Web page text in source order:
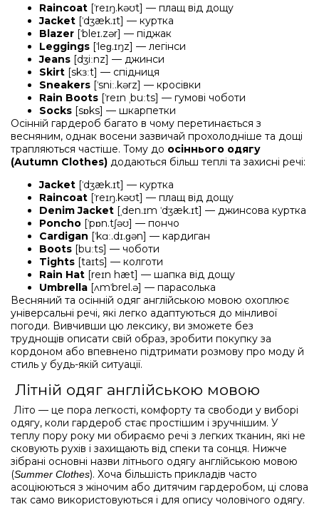
Raincoat [ˈreɪŋ.kəʊt] — плащ від дощу
Jacket [ˈdʒæk.ɪt] — куртка
Blazer [ˈbleɪ.zər] — піджак
Leggings [ˈleɡ.ɪŋz] — легінси
Jeans [dʒiːnz] — джинси
Skirt [skɜːt] — спідниця
Sneakers [ˈsniː.kərz] — кросівки
Rain Boots [ˈreɪn ˌbuːts] — гумові чоботи
Socks [sɒks] — шкарпетки
Осінній гардероб багато в чому перетинається з
весняним, однак восени зазвичай прохолодніше та дощі
трапляються частіше. Тому до осіннього одягу
(Autumn Clothes) додаються більш теплі та захисні речі:
Jacket [ˈdʒæk.ɪt] — куртка
Raincoat [ˈreɪŋ.kəʊt] — плащ від дощу
Denim Jacket [ˌden.ɪm ˈdʒæk.ɪt] — джинсова куртка
Poncho [ˈpɒn.tʃəʊ] — пончо
Cardigan [ˈkɑː.dɪ.ɡən] — кардиган
Boots [buːts] — чоботи
Tights [taɪts] — колготи
Rain Hat [reɪn hæt] — шапка від дощу
Umbrella [ʌmˈbrel.ə] — парасолька
Весняний та осінній одяг англійською мовою охоплює
універсальні речі, які легко адаптуються до мінливої
погоди. Вивчивши цю лексику, ви зможете без
труднощів описати свій образ, зробити покупку за
кордоном або впевнено підтримати розмову про моду й
стиль у будь-якій ситуації.
Літній одяг англійською мовою
Літо — це пора легкості, комфорту та свободи у виборі
одягу, коли гардероб стає простішим і зручнішим. У
теплу пору року ми обираємо речі з легких тканин, які не
сковують рухів і захищають від спеки та сонця. Нижче
зібрані основні назви літнього одягу англійською мовою
(Summer Clothes). Хоча більшість прикладів часто
асоціюються з жіночим або дитячим гардеробом, ці слова
так само використовуються і для опису чоловічого одягу.